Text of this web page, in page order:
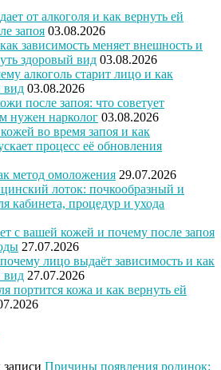
от алкоголя и как вернуть ей
запоя 03.08.2026
зависимость меняет внешность и
здоровый вид 03.08.2026
алкоголь старит лицо и как
вид 03.08.2026
после запоя: что советует
нужен нарколог 03.08.2026
во время запоя и как
процесс её обновления
метод омоложения 29.07.2026
лоток: почкообразный и
кабинета, процедур и ухода
с вашей кожей и почему после запоя
27.07.2026
лицо выдаёт зависимость и как
вид 27.07.2026
портится кожа и как вернуть ей
записи Причины появления родинок: